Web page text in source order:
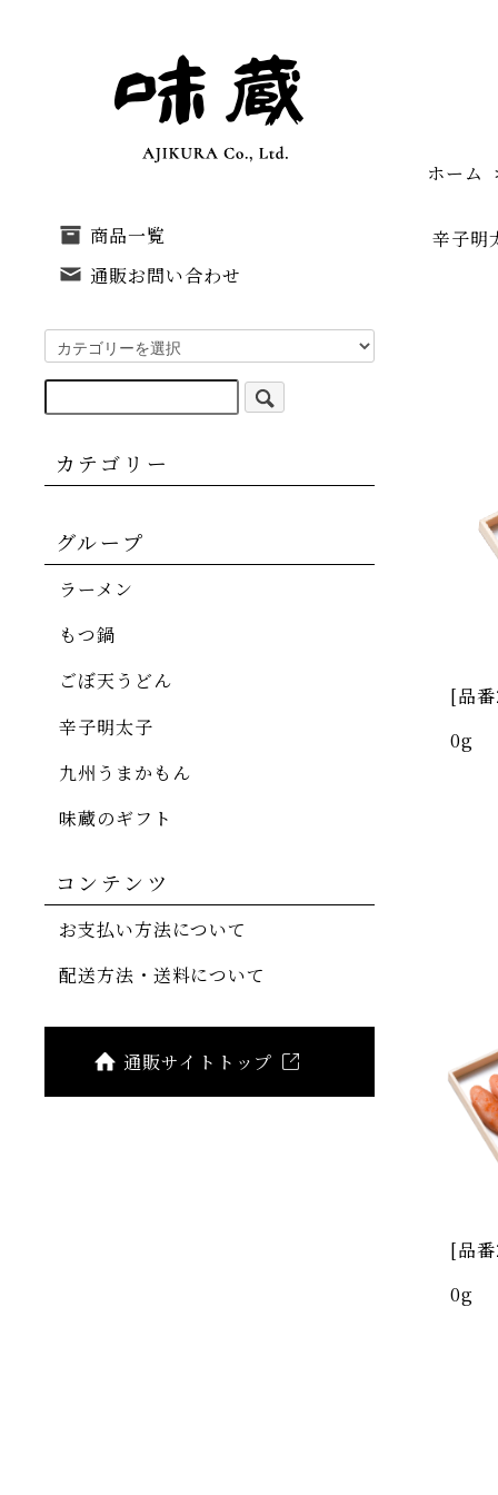
商品一覧
通販お問い合わせ
ホーム
辛子明
[品
0g
[品
0g
カテゴリー
グループ
ラーメン
もつ鍋
ごぼ天うどん
辛子明太子
九州うまかもん
味蔵のギフト
コンテンツ
お支払い方法について
配送方法・送料について
通販サイトトップ